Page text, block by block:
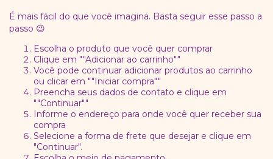
É mais fácil do que você imagina. Basta seguir esse passo a
passo 😉
Escolha o produto que você quer comprar
Clique em ""Adicionar ao carrinho""
Você pode continuar adicionar produtos ao carrinho
ou clicar em ""Iniciar compra""
Preencha seus dados de contato e clique em
""Continuar""
Informe o endereço para onde você quer receber sua
compra
Selecione a forma de frete que desejar e clique em
"Continuar".